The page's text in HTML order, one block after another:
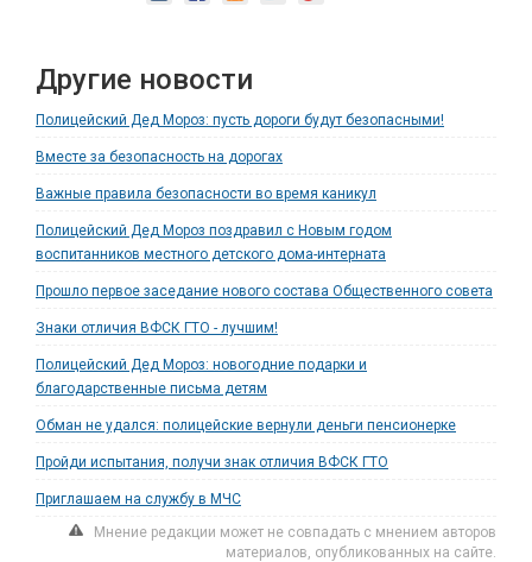
Другие новости
Полицейский Дед Мороз: пусть дороги будут безопасными!
Вместе за безопасность на дорогах
Важные правила безопасности во время каникул
Полицейский Дед Мороз поздравил с Новым годом
воспитанников местного детского дома-интерната
Прошло первое заседание нового состава Общественного совета
Знаки отличия ВФСК ГТО - лучшим!
Полицейский Дед Мороз: новогодние подарки и
благодарственные письма детям
Обман не удался: полицейские вернули деньги пенсионерке
Пройди испытания, получи знак отличия ВФСК ГТО
Приглашаем на службу в МЧС
Мнение редакции может не совпадать с мнением авторов
материалов, опубликованных на сайте.